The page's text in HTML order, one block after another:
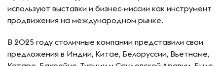
используют выставки и бизнес-миссии как инструмент
продвижения на международном рынке.
В 2025 году столичные компании представили свои
предложения в Индии, Китае, Белоруссии, Вьетнаме,